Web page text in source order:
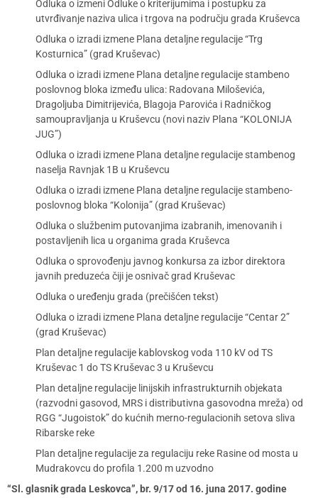
Odluka o izmeni Odluke o kriterijumima i postupku za
utvrđivanje naziva ulica i trgova na području grada Kruševca
Odluka o izradi izmene Plana detaljne regulacije “Trg
Kosturnica” (grad Kruševac)
Odluka o izradi izmene Plana detaljne regulacije stambeno
poslovnog bloka između ulica: Radovana Miloševića,
Dragoljuba Dimitrijevića, Blagoja Parovića i Radničkog
samoupravljanja u Kruševcu (novi naziv Plana “KOLONIJA
JUG”)
Odluka o izradi izmene Plana detaljne regulacije stambenog
naselja Ravnjak 1B u Kruševcu
Odluka o izradi izmene Plana detaljne regulacije stambeno-
poslovnog bloka “Kolonija” (grad Kruševac)
Odluka o službenim putovanjima izabranih, imenovanih i
postavljenih lica u organima grada Kruševca
Odluka o sprovođenju javnog konkursa za izbor direktora
javnih preduzeća čiji je osnivač grad Kruševac
Odluka o uređenju grada (prečišćen tekst)
Odluka o izradi izmene Plana detaljne regulacije “Centar 2”
(grad Kruševac)
Plan detaljne regulacije kablovskog voda 110 kV od TS
Kruševac 1 do TS Kruševac 3 u Kruševcu
Plan detaljne regulacije linijskih infrastrukturnih objekata
(razvodni gasovod, MRS i distributivna gasovodna mreža) od
RGG “Jugoistok” do kućnih merno-regulacionih setova sliva
Ribarske reke
Plan detaljne regulacije za regulaciju reke Rasine od mosta u
Mudrakovcu do profila 1.200 m uzvodno
“Sl. glasnik grada Leskovca”, br. 9/17 od 16. juna 2017. godine